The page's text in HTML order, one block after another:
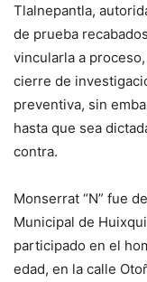
Tlalnepantla,
de prueba
vincularla a
cierre de
preventiva, sin
hasta que sea
contra.
Monserrat “N” fue
Municipal de
participado en el
edad, en la calle